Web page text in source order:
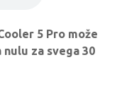
5 Pro može
za svega 30